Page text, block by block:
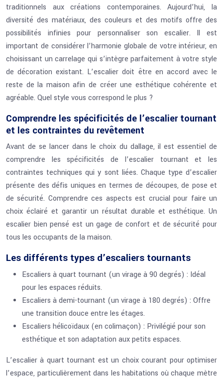
traditionnels aux créations contemporaines. Aujourd’hui, la
diversité des matériaux, des couleurs et des motifs offre des
possibilités infinies pour personnaliser son escalier. Il est
important de considérer l’harmonie globale de votre intérieur, en
choisissant un carrelage qui s’intègre parfaitement à votre style
de décoration existant. L’escalier doit être en accord avec le
reste de la maison afin de créer une esthétique cohérente et
agréable. Quel style vous correspond le plus ?
Comprendre les spécificités de l’escalier tournant
et les contraintes du revêtement
Avant de se lancer dans le choix du dallage, il est essentiel de
comprendre les spécificités de l’escalier tournant et les
contraintes techniques qui y sont liées. Chaque type d’escalier
présente des défis uniques en termes de découpes, de pose et
de sécurité. Comprendre ces aspects est crucial pour faire un
choix éclairé et garantir un résultat durable et esthétique. Un
escalier bien pensé est un gage de confort et de sécurité pour
tous les occupants de la maison.
Les différents types d’escaliers tournants
Escaliers à quart tournant (un virage à 90 degrés) : Idéal
pour les espaces réduits.
Escaliers à demi-tournant (un virage à 180 degrés) : Offre
une transition douce entre les étages.
Escaliers hélicoïdaux (en colimaçon) : Privilégié pour son
esthétique et son adaptation aux petits espaces.
L’escalier à quart tournant est un choix courant pour optimiser
l’espace, particulièrement dans les habitations où chaque mètre